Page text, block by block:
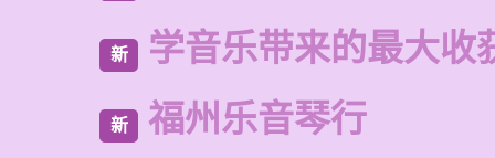
新 学音乐带来的最大收
新 福州乐音琴行